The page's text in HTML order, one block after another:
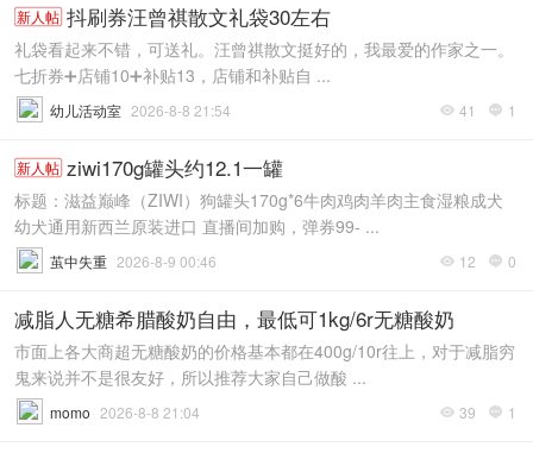
新人帖 抖刷券汪曾祺散文礼袋30左右
礼袋看起来不错，可送礼。汪曾祺散文挺好的，我最爱的作家之一。
七折券➕店铺10➕补贴13，店铺和补贴自 ...
 41  1
幼儿活动室 2026-8-8 21:54
新人帖 ziwi170g罐头约12.1一罐
标题：滋益巅峰（ZIWI）狗罐头170g*6牛肉鸡肉羊肉主食湿粮成犬
幼犬通用新西兰原装进口 直播间加购，弹券99- ...
 12  0
茧中失重 2026-8-9 00:46
减脂人无糖希腊酸奶自由，最低可1kg/6r无糖酸奶
市面上各大商超无糖酸奶的价格基本都在400g/10r往上，对于减脂穷
鬼来说并不是很友好，所以推荐大家自己做酸 ...
 39  1
momo 2026-8-8 21:04